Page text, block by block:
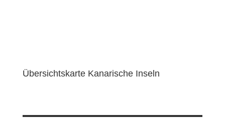
Übersichtskarte Kanarische Inseln